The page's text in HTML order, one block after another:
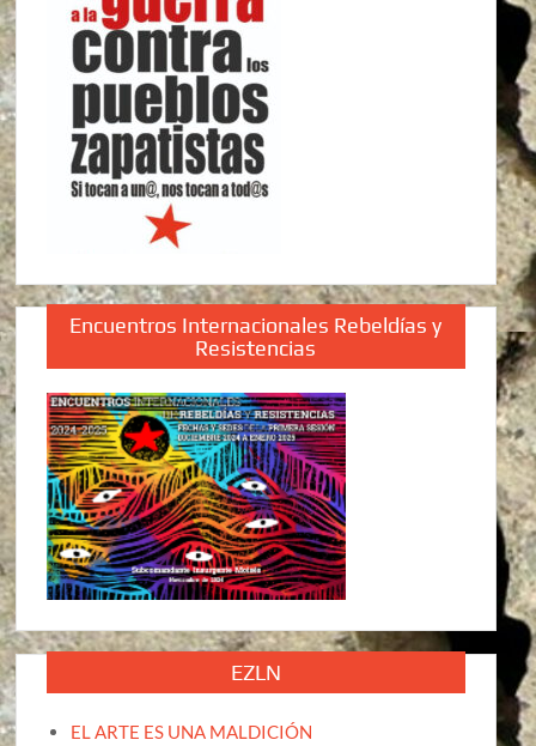
Encuentros Internacionales Rebeldías y
Resistencias
EZLN
EL ARTE ES UNA MALDICIÓN